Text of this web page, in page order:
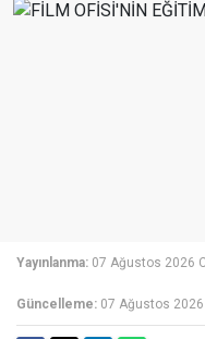
Yayınlanma: 07 Ağustos 2026
Güncelleme: 07 Ağustos